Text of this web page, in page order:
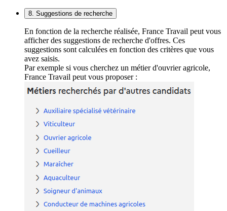
8. Suggestions de recherche
En fonction de la recherche réalisée, France Travail peut vous
afficher des suggestions de recherche d'offres. Ces
suggestions sont calculées en fonction des critères que vous
avez saisis.
Par exemple si vous cherchez un métier d'ouvrier agricole,
France Travail peut vous proposer :